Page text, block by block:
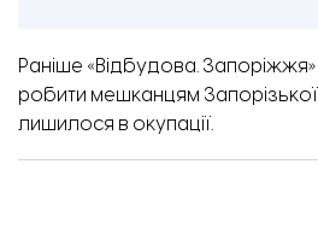
Раніше «Відбудова.
робити мешканцям
лишилося в окупації.